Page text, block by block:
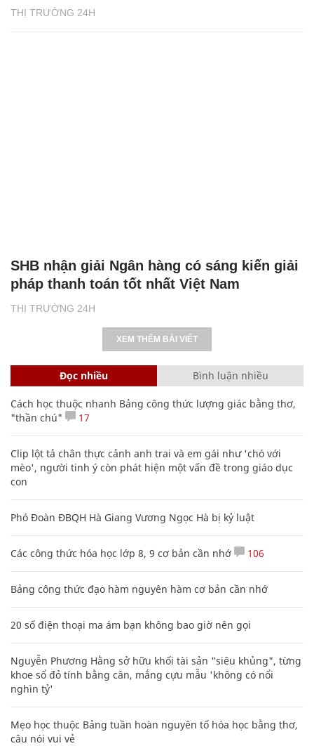
THỊ TRƯỜNG 24H
THỊ TRƯỜNG 24H
SHB nhận giải Ngân hàng có sáng kiến giải
pháp thanh toán tốt nhất Việt Nam
XEM THÊM BÀI VIẾT
Đọc nhiều Bình luận nhiều
Cách học thuộc nhanh Bảng công thức lượng giác bằng thơ,
"thần chú"
17
Clip lột tả chân thực cảnh anh trai và em gái như 'chó với
mèo', người tinh ý còn phát hiện một vấn đề trong giáo dục
con
Phó Đoàn ĐBQH Hà Giang Vương Ngọc Hà bị kỷ luật
Các công thức hóa học lớp 8, 9 cơ bản cần nhớ 106
Bảng công thức đạo hàm nguyên hàm cơ bản cần nhớ
20 số điện thoại ma ám bạn không bao giờ nên gọi
Nguyễn Phương Hằng sở hữu khối tài sản "siêu khủng", từng
khoe sổ đỏ tính bằng cân, mắng cựu mẫu 'không có nổi
nghìn tỷ'
Mẹo học thuộc Bảng tuần hoàn nguyên tố hóa học bằng thơ,
câu nói vui vẻ